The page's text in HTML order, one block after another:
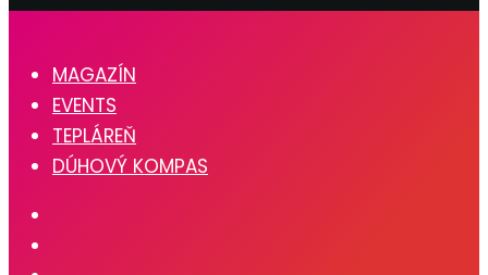
MAGAZÍN
EVENTS
TEPLÁREŇ
DÚHOVÝ KOMPAS